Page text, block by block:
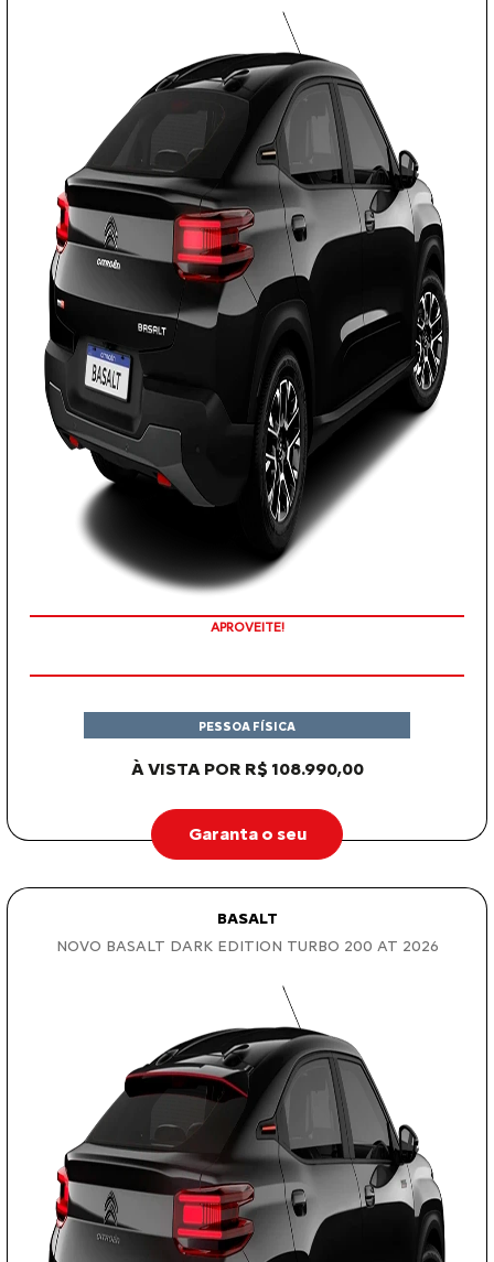
COM SEU USADO NA TROCA
À VISTA POR R$ 108.990,00
PESSOA FÍSICA
Garanta o seu
BASALT
NOVO BASALT DARK EDITION TURBO 200 AT 2026